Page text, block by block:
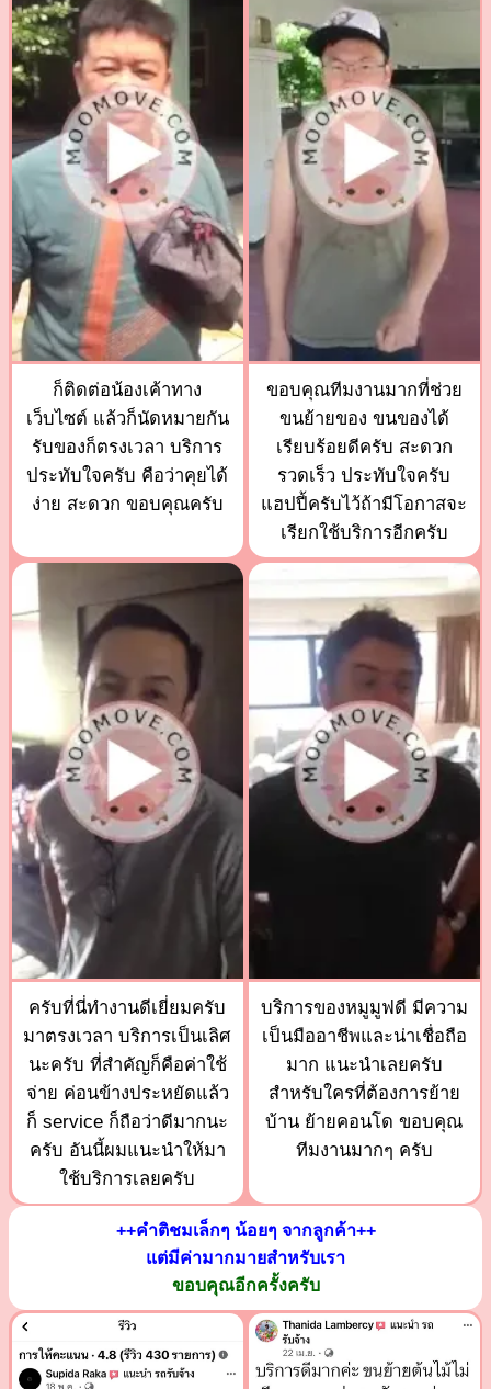
ก็ติดต่อน้องเค้าทาง
เว็บไซต์ แล้วก็นัดหมายกัน
รับของก็ตรงเวลา บริการ
ประทับใจครับ คือว่าคุยได้
ง่าย สะดวก ขอบคุณครับ
ขอบคุณทีมงานมากที่ช่วย
ขนย้ายของ ขนของได้
เรียบร้อยดีครับ สะดวก
รวดเร็ว ประทับใจครับ
แฮปปี้ครับไว้ถ้ามีโอกาสจะ
เรียกใช้บริการอีกครับ
ครับที่นี่ทำงานดีเยี่ยมครับ
มาตรงเวลา บริการเป็นเลิศ
นะครับ ที่สำคัญก็คือค่าใช้
จ่าย ค่อนข้างประหยัดแล้ว
ก็ service ก็ถือว่าดีมากนะ
ครับ อันนี้ผมแนะนำให้มา
ใช้บริการเลยครับ
บริการของหมูมูฟดี มีความ
เป็นมืออาชีพและน่าเชื่อถือ
มาก แนะนำเลยครับ
สำหรับใครที่ต้องการย้าย
บ้าน ย้ายคอนโด ขอบคุณ
ทีมงานมากๆ ครับ
++คำติชมเล็กๆ น้อยๆ จากลูกค้า++
แต่มีค่ามากมายสำหรับเรา
ขอบคุณอีกครั้งครับ